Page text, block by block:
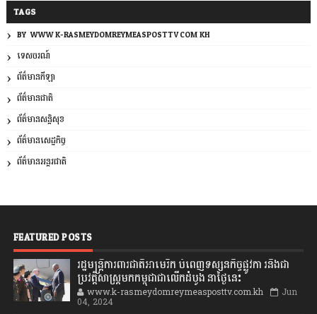
TAGS
BY: WWW.K-RASMEYDOMREYMEASPOSTTV.COM.KH
ទេសចរណ៍
ព័ត៌មានកីឡា
ព័ត៌មានជាតិ
ព័ត៌មានសន្តិសុខ
ព័ត៌មានសេដ្ឋកិច្ច
ព័ត៌មានអន្តរជាតិ
FEATURED POSTS
រដ្ឋមន្រ្តីការពារជាតិអាមេរិក បំពេញទស្សនកិច្ចផ្លូវកា រនិងជា
ប្រវត្តិសាស្រ្តមកកម្ពុជាជាលើកដំបូង នាថ្ងៃនេះ
www.k-rasmeydomreymeasposttv.com.kh Jun
04, 2024